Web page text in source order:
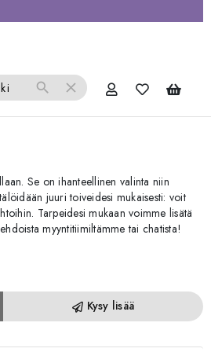
search close
Se on ihanteellinen valinta niin
juuri toiveidesi mukaisesti: voit
Tarpeidesi mukaan voimme lisätä
myyntitiimiltämme tai chatista!
Kysy lisää